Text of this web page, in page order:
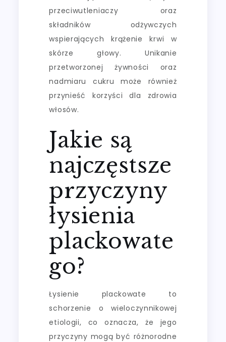
przeciwutleniaczy oraz
składników odżywczych
wspierających krążenie krwi w
skórze głowy. Unikanie
przetworzonej żywności oraz
nadmiaru cukru może również
przynieść korzyści dla zdrowia
włosów.
Jakie są
najczęstsze
przyczyny
łysienia
plackowate
go?
Łysienie plackowate to
schorzenie o wieloczynnikowej
etiologii, co oznacza, że jego
przyczyny mogą być różnorodne